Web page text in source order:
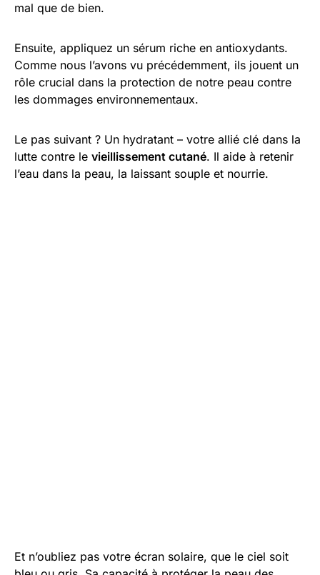
mal que de bien.
Ensuite, appliquez un sérum riche en antioxydants.
Comme nous l’avons vu précédemment, ils jouent un
rôle crucial dans la protection de notre peau contre
les dommages environnementaux.
Le pas suivant ? Un hydratant – votre allié clé dans la
lutte contre le vieillissement cutané. Il aide à retenir
l’eau dans la peau, la laissant souple et nourrie.
Et n’oubliez pas votre écran solaire, que le ciel soit